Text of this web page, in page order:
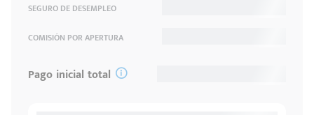
SEGURO DE DESEMPLEO
COMISIÓN POR APERTURA
Pago inicial total